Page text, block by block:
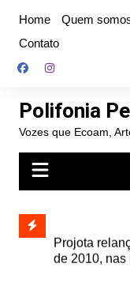
conteúdo
Home Quem
Contato
Polifonia
Vozes que Ecoam,
e abre
autoral,
de 2010,